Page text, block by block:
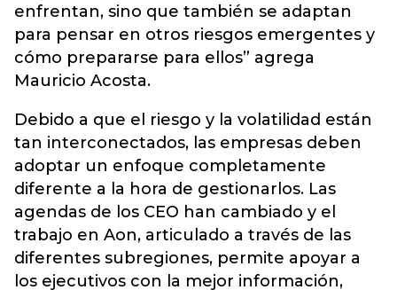
enfrentan, sino que también se adaptan
para pensar en otros riesgos emergentes y
cómo prepararse para ellos” agrega
Mauricio Acosta.
Debido a que el riesgo y la volatilidad están
tan interconectados, las empresas deben
adoptar un enfoque completamente
diferente a la hora de gestionarlos. Las
agendas de los CEO han cambiado y el
trabajo en Aon, articulado a través de las
diferentes subregiones, permite apoyar a
los ejecutivos con la mejor información,